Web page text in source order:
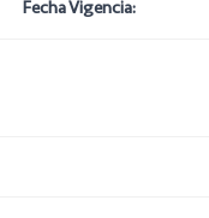
Fecha Vigencia: